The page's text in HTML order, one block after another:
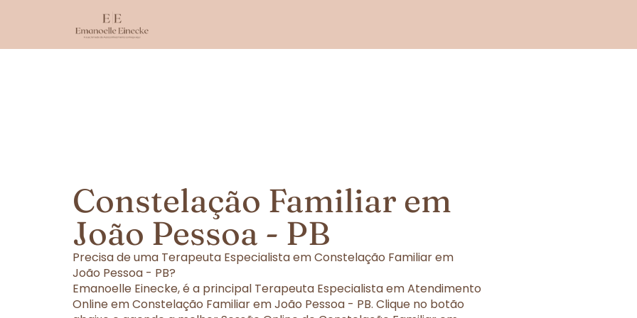
Constelação Familiar em
João Pessoa - PB
Precisa de uma Terapeuta Especialista em Constelação Familiar em
João Pessoa - PB?
Emanoelle Einecke, é a principal Terapeuta Especialista em Atendimento
Online em Constelação Familiar em João Pessoa - PB. Clique no botão